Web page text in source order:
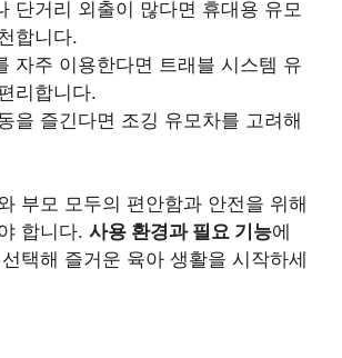
단거리 외출이 많다면 휴대용 유모
합니다.
자주 이용한다면 트래블 시스템 유
리합니다.
을 즐긴다면 조깅 유모차를 고려해
부모 모두의 편안함과 안전을 위해
합니다. 사용 환경과 필요 기능에
택해 즐거운 육아 생활을 시작하세